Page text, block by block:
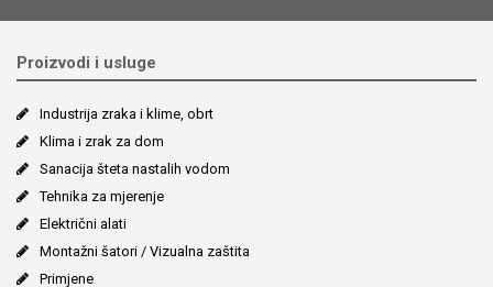
Proizvodi i usluge
Industrija zraka i klime, obrt
Klima i zrak za dom
Sanacija šteta nastalih vodom
Tehnika za mjerenje
Električni alati
Montažni šatori / Vizualna zaštita
Primjene